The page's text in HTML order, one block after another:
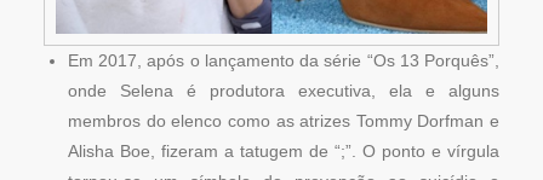
Em 2017, após o lançamento da série “Os 13 Porquês”,
onde Selena é produtora executiva, ela e alguns
membros do elenco como as atrizes Tommy Dorfman e
Alisha Boe, fizeram a tatugem de “;”. O ponto e vírgula